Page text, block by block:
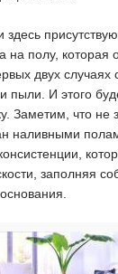
на полу, которая
двух случаях
пыли. И этого
Заметим, что не
наливными
заполняя